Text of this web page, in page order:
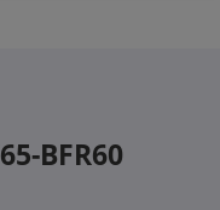
BFR60